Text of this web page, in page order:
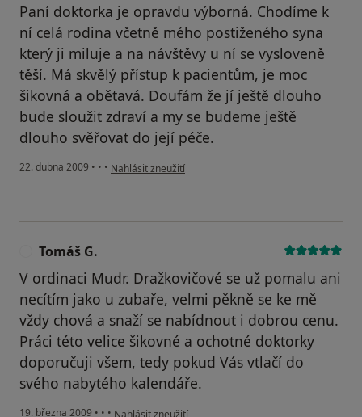
Paní doktorka je opravdu výborná. Chodíme k
ní celá rodina včetně mého postiženého syna
který ji miluje a na návštěvy u ní se vysloveně
těší. Má skvělý přístup k pacientům, je moc
šikovná a obětavá. Doufám že jí ještě dlouho
bude sloužit zdraví a my se budeme ještě
dlouho svěřovat do její péče.
22. dubna 2009 • • • podle názoru uživatele Alča
Nahlásit zneužití
Tomáš G.
V ordinaci Mudr. Dražkovičové se už pomalu ani
necítím jako u zubaře, velmi pěkně se ke mě
vždy chová a snaží se nabídnout i dobrou cenu.
Práci této velice šikovné a ochotné doktorky
doporučuji všem, tedy pokud Vás vtlačí do
svého nabytého kalendáře.
19. března 2009 • • • podle názoru uživatele Tomáš G.
Nahlásit zneužití